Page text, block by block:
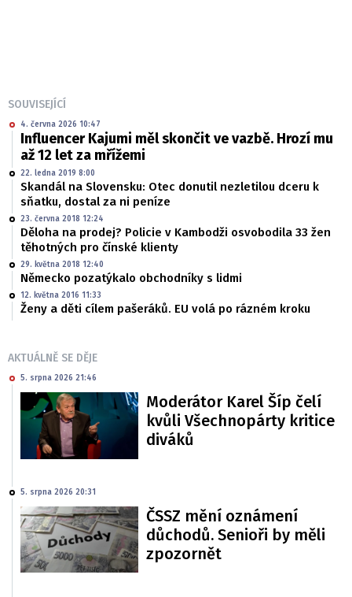
SOUVISEJÍCÍ
4. června 2026 10:47
Influencer Kajumi měl skončit ve vazbě. Hrozí mu
až 12 let za mřížemi
22. ledna 2019 8:00
Skandál na Slovensku: Otec donutil nezletilou dceru k
sňatku, dostal za ni peníze
23. června 2018 12:24
Děloha na prodej? Policie v Kambodži osvobodila 33 žen
těhotných pro čínské klienty
29. května 2018 12:40
Německo pozatýkalo obchodníky s lidmi
12. května 2016 11:33
Ženy a děti cílem pašeráků. EU volá po rázném kroku
AKTUÁLNĚ SE DĚJE
5. srpna 2026 21:46
Moderátor Karel Šíp čelí
kvůli Všechnopárty kritice
diváků
5. srpna 2026 20:31
ČSSZ mění oznámení
důchodů. Senioři by měli
zpozornět